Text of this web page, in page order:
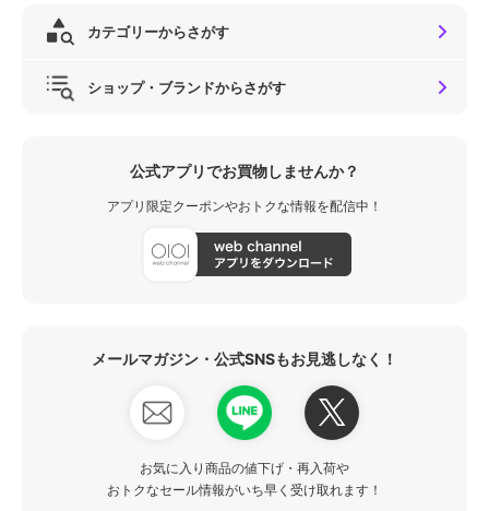
カテゴリーからさがす
ショップ・ブランドからさがす
公式アプリでお買物しませんか？
アプリ限定クーポンやおトクな情報を配信中！
メールマガジン・公式SNSもお見逃しなく！
お気に入り商品の値下げ・再入荷や
おトクなセール情報がいち早く受け取れます！